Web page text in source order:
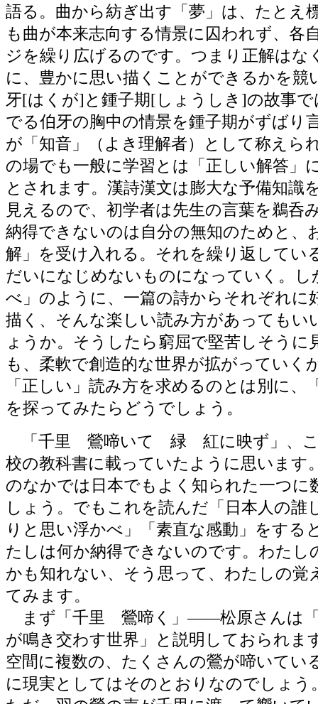
語る。曲から紡ぎ出す「夢」は、たとえ
も曲が本来志向する情景に囚われず、各
ジを繰り広げるのです。つまり正解はな
に、豊かに思い描くことができるかを競
牙[はくが]と鍾子期[しょうしき]の故事
でる伯牙の胸中の情景を鍾子期がずばり
が「知音」（よき理解者）として称えら
の場でも一般に学習とは「正しい解答」
とされます。漢詩漢文は膨大な予備知識
見えるので、初学者は先生の言葉を鵜呑
納得できないのは自分の無知のためと、
解」を受け入れる。それを繰り返してい
だいになじめないものになっていく。し
べ」のように、一篇の詩からそれぞれに
描く、そんな楽しい読み方があってもい
ょうか。そうしたら窮屈で堅苦しそうに
も、柔軟で創造的な世界が拡がっていく
「正しい」読み方を求めるのとは別に、
を探ってみたらどうでしょう。
「千里 鶯啼いて 緑 紅に映ず」、こ
校の教科書に載っていたように思います
のなかでは日本でもよく知られた一つに
しょう。でもこれを読んだ「日本人の誰
りと思い浮かべ」「素直な感動」をする
たしは何か納得できないのです。わたし
かも知れない、そう思って、わたしの覚
てみます。
まず「千里 鶯啼く」――松原さんは「
が鳴き交わす世界」と説明しておられま
空間に複数の、たくさんの鶯が啼いてい
に現実としてはそのとおりなのでしょう